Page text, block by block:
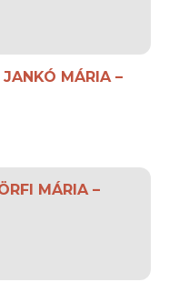
MÁRIA –
MÁRIA –